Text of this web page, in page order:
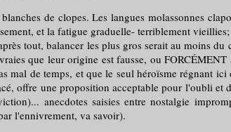
de clopes. Les langues molassonnes
et la fatigue graduelle- terriblement
tout, balancer les plus gros serait au moins
que leur origine est fausse, ou
de temps, et que le seul héroïsme régnant
offre une proposition acceptable pour l'oubli et
anecdotes saisies entre nostalgie
l'ennivrement, va savoir).